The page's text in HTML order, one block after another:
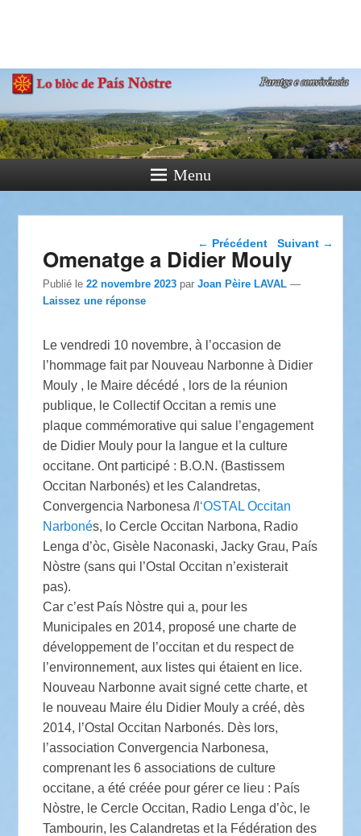
Paratge e Convivència
Menu
Navigation dans les
← Précédent Suivant →
Omenatge a Didier Mouly
Publié le22 novembre 2023 parJoan Pèire LAVAL —
Laissez une réponse
Le vendredi 10 novembre, à l’occasion de
l’hommage fait par Nouveau Narbonne à Didier
Mouly , le Maire décédé , lors de la réunion
publique, le Collectif Occitan a remis une
plaque commémorative qui salue l’engagement
de Didier Mouly pour la langue et la culture
occitane. Ont participé : B.O.N. (Bastissem
Occitan Narbonés) et les Calandretas,
Convergencia Narbonesa /l ‘OSTAL Occitan
Narbonés, lo Cercle Occitan Narbona, Radio
Lenga d’òc, Gisèle Naconaski, Jacky Grau, País
Nòstre (sans qui l’Ostal Occitan n’existerait
pas).
Car c’est País Nòstre qui a, pour les
Municipales en 2014, proposé une charte de
développement de l’occitan et du respect de
l’environnement, aux listes qui étaient en lice.
Nouveau Narbonne avait signé cette charte, et
le nouveau Maire élu Didier Mouly a créé, dès
2014, l’Ostal Occitan Narbonés. Dès lors,
l’association Convergencia Narbonesa,
comprenant les 6 associations de culture
occitane, a été créée pour gérer ce lieu : País
Nòstre, le Cercle Occitan, Radio Lenga d’òc, le
Tambourin, les Calandretas et la Fédération des